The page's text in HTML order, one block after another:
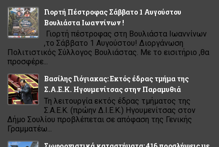
Γιορτή Πέστροφας Σάββατο 1 Αυγούστου
Βουλιάστα Ιωαννίνων !
Γιορτή πέστροφας στη Βουλιάστα Ιωαννίνων
,το Σάββατο 1 Αυγούστου! Διοργάνωση
Πολιτιστικός Σύλλογος Βουλιάστας. Με το εισιτήριο ,θα
προσφέρε...
Βασίλης Γιόγιακας: Εκτός έδρας τμήμα της
Σ.Α.Ε.Κ. Ηγουμενίτσας στην Παραμυθιά
Τη λειτουργία εκτός έδρας τμήματος της
Σ.Α.Ε.Κ. (πρώην Δ.Ι.Ε.Κ.) Ηγουμενίτσας στον
Δήμο Σουλίου προβλέπεται σε απόφαση της Γενικής
Γραμματέω...